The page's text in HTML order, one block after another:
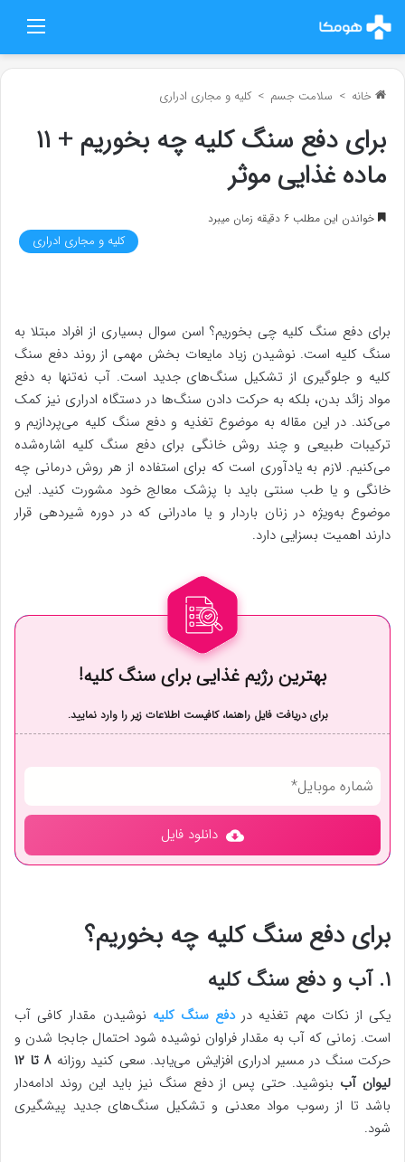
خانه > سلامت جسم > کلیه و مجاری ادراری
برای دفع سنگ کلیه چه بخوریم + ۱۱
ماده غذایی موثر
خواندن این مطلب 6 دقیقه زمان میبرد
کلیه و مجاری ادراری
برای دفع سنگ کلیه چی بخوریم؟ اسن سوال بسیاری از افراد مبتلا به
سنگ کلیه است. نوشیدن زیاد مایعات بخش مهمی از روند دفع سنگ
کلیه و جلوگیری از تشکیل سنگ‌های جدید است. آب نه‌تنها به دفع
مواد زائد بدن، بلکه به حرکت دادن سنگ‌ها در دستگاه ادراری نیز کمک
می‌کند. در این مقاله به موضوع تغذیه و دفع سنگ کلیه می‌پردازیم و
ترکیبات طبیعی و چند روش خانگی برای دفع سنگ کلیه اشاره‌شده
می‌کنیم. لازم به یادآوری است که برای استفاده از هر روش درمانی چه
خانگی و یا طب سنتی باید با پزشک معالج خود مشورت کنید. این
موضوع به‌ویژه در زنان باردار و یا مادرانی که در دوره شیردهی قرار
دارند اهمیت بسزایی دارد.
بهترین رژیم غذایی برای سنگ کلیه!
برای دریافت فایل راهنما، کافیست اطلاعات زیر را وارد نمایید.
دانلود فایل
برای دفع سنگ کلیه چه بخوریم؟
۱. آب و دفع سنگ کلیه
یکی از نکات مهم تغذیه دردفع سنگ کلیه نوشیدن مقدار کافی آب
است. زمانی که آب به مقدار فراوان نوشیده شود احتمال جابجا شدن و
حرکت سنگ در مسیر ادراری افزایش می‌یابد. سعی کنید روزانه
۸ تا ۱۲
لیوان آب بنوشید. حتی پس از دفع سنگ نیز باید این روند ادامه‌دار
باشد تا از رسوب مواد معدنی و تشکیل سنگ‌های جدید پیشگیری
شود.